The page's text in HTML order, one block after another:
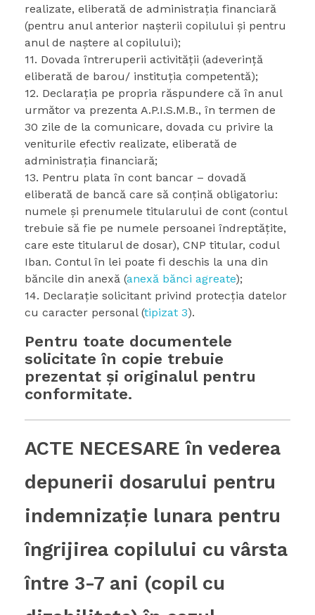
realizate, eliberată de administraţia financiară
(pentru anul anterior naşterii copilului și pentru
anul de naștere al copilului);
11. Dovada întreruperii activităţii (adeverinţă
eliberată de barou/ instituţia competentă);
12. Declaraţia pe propria răspundere că în anul
următor va prezenta A.P.I.S.M.B., în termen de
30 zile de la comunicare, dovada cu privire la
veniturile efectiv realizate, eliberată de
administraţia financiară;
13. Pentru plata în cont bancar – dovadă
eliberată de bancă care să conţină obligatoriu:
numele şi prenumele titularului de cont (contul
trebuie să fie pe numele persoanei îndreptăţite,
care este titularul de dosar), CNP titular, codul
Iban. Contul în lei poate fi deschis la una din
băncile din anexă (anexă bănci agreate);
14. Declaraţie solicitant privind protecţia datelor
cu caracter personal (tipizat 3).
Pentru toate documentele
solicitate în copie trebuie
prezentat şi originalul pentru
conformitate.
ACTE NECESARE în vederea
depunerii dosarului pentru
indemnizaţie lunara pentru
îngrijirea copilului cu vârsta
între 3-7 ani (copil cu